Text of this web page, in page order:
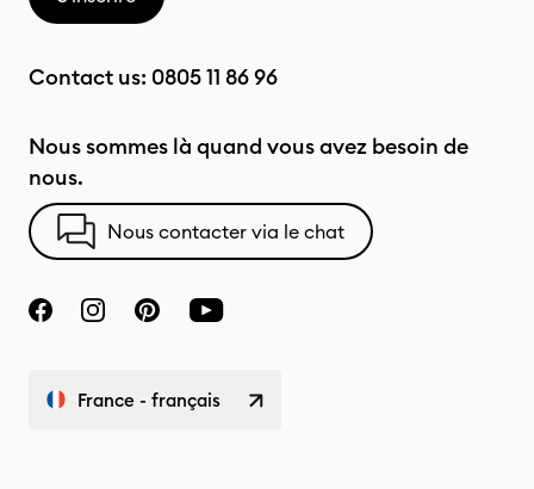
Contact us: 0805 11 86 96
Nous sommes là quand vous avez besoin de
nous.
Nous contacter via le chat
France - français